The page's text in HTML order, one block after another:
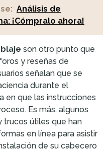
Análisis de
¡Cómpralo ahora!
son otro punto que
y reseñas de
señalan que se
durante el
en que las instrucciones
Es más, algunos
trucos útiles que han
en línea para asistir
de su cabecero